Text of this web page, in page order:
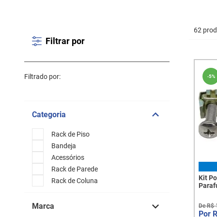
Filtrar por
Filtrado por:
Categoria
Rack de Piso
Bandeja
Acessórios
Rack de Parede
Rack de Coluna
Marca
62
-5%
Kit
DeR$